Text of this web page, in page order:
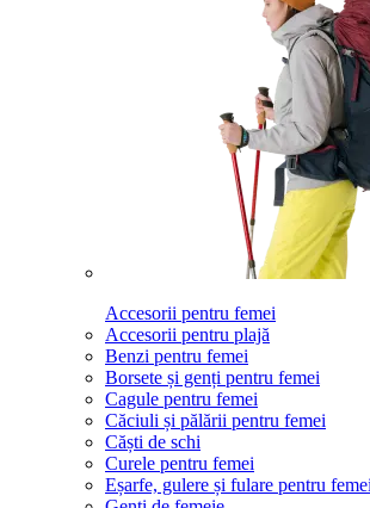
Accesorii pentru femei
Accesorii pentru plajă
Benzi pentru femei
Borsete și genți pentru femei
Cagule pentru femei
Căciuli și pălării pentru femei
Căști de schi
Curele pentru femei
Eșarfe, gulere și fulare pentru femei